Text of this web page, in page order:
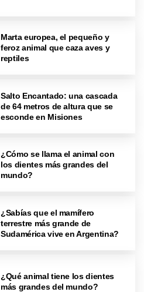
Marta europea, el pequeño y
feroz animal que caza aves y
reptiles
Salto Encantado: una cascada
de 64 metros de altura que se
esconde en Misiones
¿Cómo se llama el animal con
los dientes más grandes del
mundo?
¿Sabías que el mamífero
terrestre más grande de
Sudamérica vive en Argentina?
¿Qué animal tiene los dientes
más grandes del mundo?